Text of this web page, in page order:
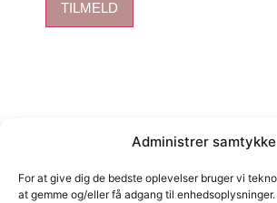
Administrer samtykke
For at give dig de bedste oplevelser bruger vi
at gemme og/eller få adgang til
TILMELD
Kurv